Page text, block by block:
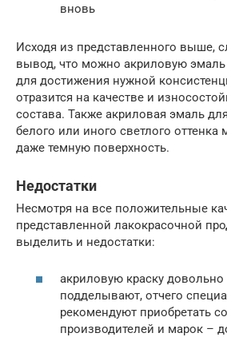
вновь
Исходя из представленного выше,
вывод, что можно акриловую
для достижения нужной
отразится на качестве и
состава. Также акриловая эмаль
белого или иного светлого оттенка
даже темную поверхность.
Недостатки
Несмотря на все положительные
представленной лакокрасочной
выделить и недостатки:
акриловую краску довольно
подделывают, отчего
рекомендуют приобретать
производителей и марок –